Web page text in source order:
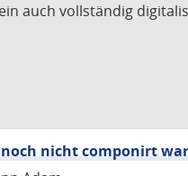
auch vollständig
nicht componirt